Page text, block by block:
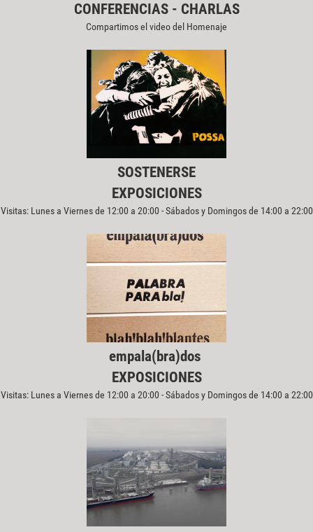
CONFERENCIAS - CHARLAS
Compartimos el video del Homenaje
SOSTENERSE
EXPOSICIONES
Visitas: Lunes a Viernes de 12:00 a 20:00 - Sábados y Domingos de 14:00 a 22:00
empala(bra)dos
EXPOSICIONES
Visitas: Lunes a Viernes de 12:00 a 20:00 - Sábados y Domingos de 14:00 a 22:00